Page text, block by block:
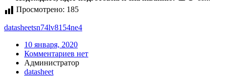
Просмотрено: 185
datasheetsn74lv8154ne4
10 января, 2020
Комментариев нет
Администратор
datasheet